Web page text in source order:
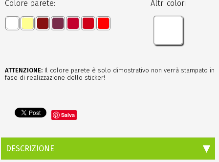
Colore parete: Altri colori
ATTENZIONE: Il colore parete è solo dimostrativo non verrà stampato in
fase di realizzazione dello sticker!
Salva
DESCRIZIONE